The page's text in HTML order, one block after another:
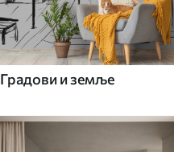
Градови и земље